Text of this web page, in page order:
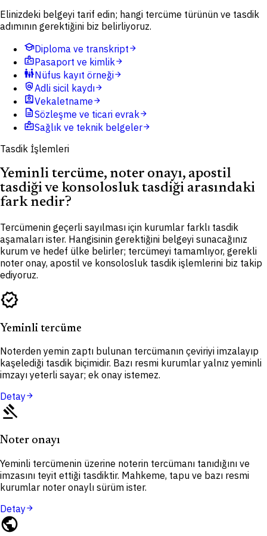
Elinizdeki belgeyi tarif edin; hangi tercüme türünün ve tasdik
adımının gerektiğini biz belirliyoruz.
schoolDiploma ve transkriptarrow_forward
badgePasaport ve kimlikarrow_forward
family_restroomNüfus kayıt örneğiarrow_forward
policyAdli sicil kaydıarrow_forward
assignment_indVekaletnamearrow_forward
descriptionSözleşme ve ticari evrakarrow_forward
medical_informationSağlık ve teknik belgelerarrow_forward
Tasdik İşlemleri
Yeminli tercüme, noter onayı, apostil
tasdiği ve konsolosluk tasdiği arasındaki
fark nedir?
Tercümenin geçerli sayılması için kurumlar farklı tasdik
aşamaları ister. Hangisinin gerektiğini belgeyi sunacağınız
kurum ve hedef ülke belirler; tercümeyi tamamlıyor, gerekli
noter onay, apostil ve konsolosluk tasdik işlemlerini biz takip
ediyoruz.
verified
Yeminli tercüme
Noterden yemin zaptı bulunan tercümanın çeviriyi imzalayıp
kaşelediği tasdik biçimidir. Bazı resmi kurumlar yalnız yeminli
imzayı yeterli sayar; ek onay istemez.
Detayarrow_forward
gavel
Noter onayı
Yeminli tercümenin üzerine noterin tercümanı tanıdığını ve
imzasını teyit ettiği tasdiktir. Mahkeme, tapu ve bazı resmi
kurumlar noter onaylı sürüm ister.
Detayarrow_forward
public